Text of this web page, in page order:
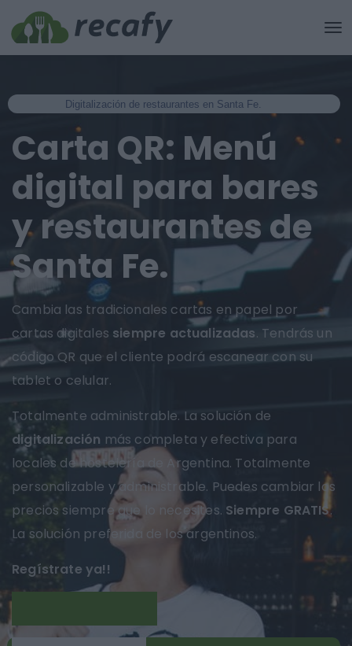
Digitalización de restaurantes en Santa Fe.
Carta QR: Menú
digital para bares
y restaurantes de
Santa Fe.
Cambia las tradicionales cartas en papel por
cartas digitales siempre actualizadas. Tendrás un
código QR que el cliente podrá escanear con su
tablet o celular.
Totalmente administrable. La solución de
digitalización más completa y efectiva para
locales de hostelería de Argentina. Totalmente
personalizable y administrable. Puedes cambiar los
precios siempre que lo necesites. Siempre GRATIS.
La solución preferida de los argentinos.
Regístrate ya!!